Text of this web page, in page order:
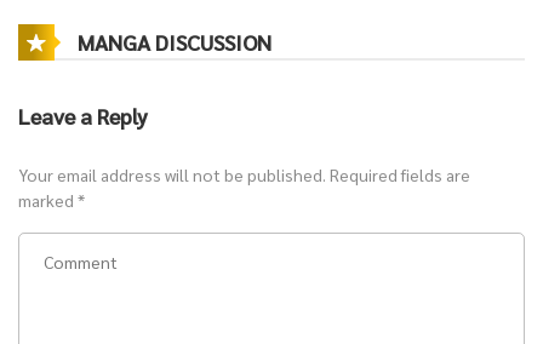
แต่ทุกอย่างกลับไม่ง่าย เมื่อคู่หมั้นของเธอคือชายอันตรายที่ทั้งหวง ทั้งเข้ม
อู๋เทียนสงไม่ต้องการสูญเสียเธอไปอีกครั้ง เขาจึงคอยปกป้องและสอนให้เธอ
ของวงการมาเฟีย ความสัมพันธ์ของทั้งคู่ค่อย ๆ เปลี่ยนจากความ
หวาดระแวงกลายเป็นความรักที่ลึกซึ้ง
MANGA DISCUSSION
Leave a Reply
Your email address will not be published. Required fields are
marked *